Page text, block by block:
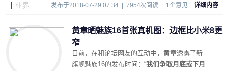
业界 发布于2018-07-29 07:34 | 7954次阅读 | 1个意见 详细内容
黄章晒魅族16首张真机图：边框比小米8更
窄
日前，在和论坛网友的互动中，黄章透露了新
旗舰魅族16的发布时间：“我们争取月底或下月